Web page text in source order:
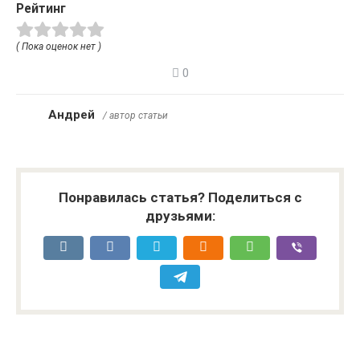
Рейтинг
( Пока оценок нет )
0
Андрей / автор статьи
Понравилась статья? Поделиться с
друзьями: